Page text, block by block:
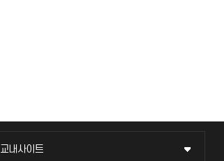
교내사이트
교내사이트